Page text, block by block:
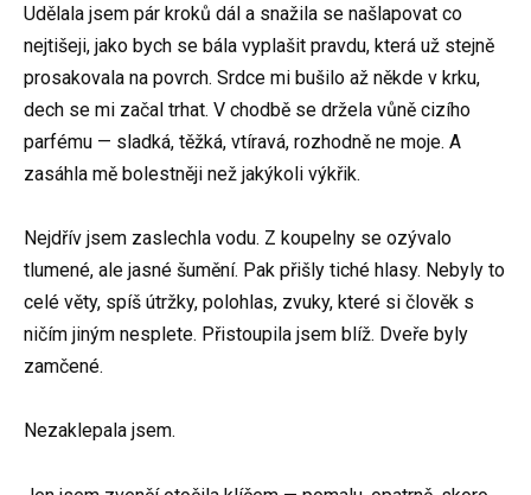
Udělala jsem pár kroků dál a snažila se našlapovat co
nejtišeji, jako bych se bála vyplašit pravdu, která už stejně
prosakovala na povrch. Srdce mi bušilo až někde v krku,
dech se mi začal trhat. V chodbě se držela vůně cizího
parfému — sladká, těžká, vtíravá, rozhodně ne moje. A
zasáhla mě bolestněji než jakýkoli výkřik.
Nejdřív jsem zaslechla vodu. Z koupelny se ozývalo
tlumené, ale jasné šumění. Pak přišly tiché hlasy. Nebyly to
celé věty, spíš útržky, polohlas, zvuky, které si člověk s
ničím jiným nesplete. Přistoupila jsem blíž. Dveře byly
zamčené.
Nezaklepala jsem.